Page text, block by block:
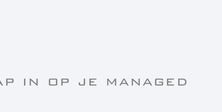
in op je managed